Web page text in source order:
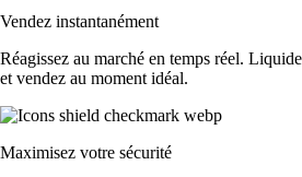
Vendez instantanément
Réagissez au marché en temps réel.
et vendez au moment idéal.
Maximisez votre sécurité